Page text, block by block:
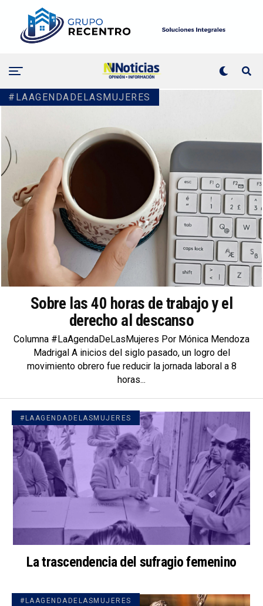
#LAAGENDADELASMUJERES
Sobre las 40 horas de trabajo y el
derecho al descanso
Columna #LaAgendaDeLasMujeres Por Mónica Mendoza
Madrigal A inicios del siglo pasado, un logro del
movimiento obrero fue reducir la jornada laboral a 8
horas...
#LAAGENDADELASMUJERES
La trascendencia del sufragio femenino
#LAAGENDADELASMUJERES